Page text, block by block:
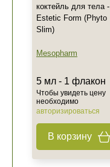
коктейль для тела -
Estetic Form (Phyto
Slim)
Mesopharm
5 мл - 1 флакон
Чтобы увидеть цену
необходимо
авторизироваться
В корзину